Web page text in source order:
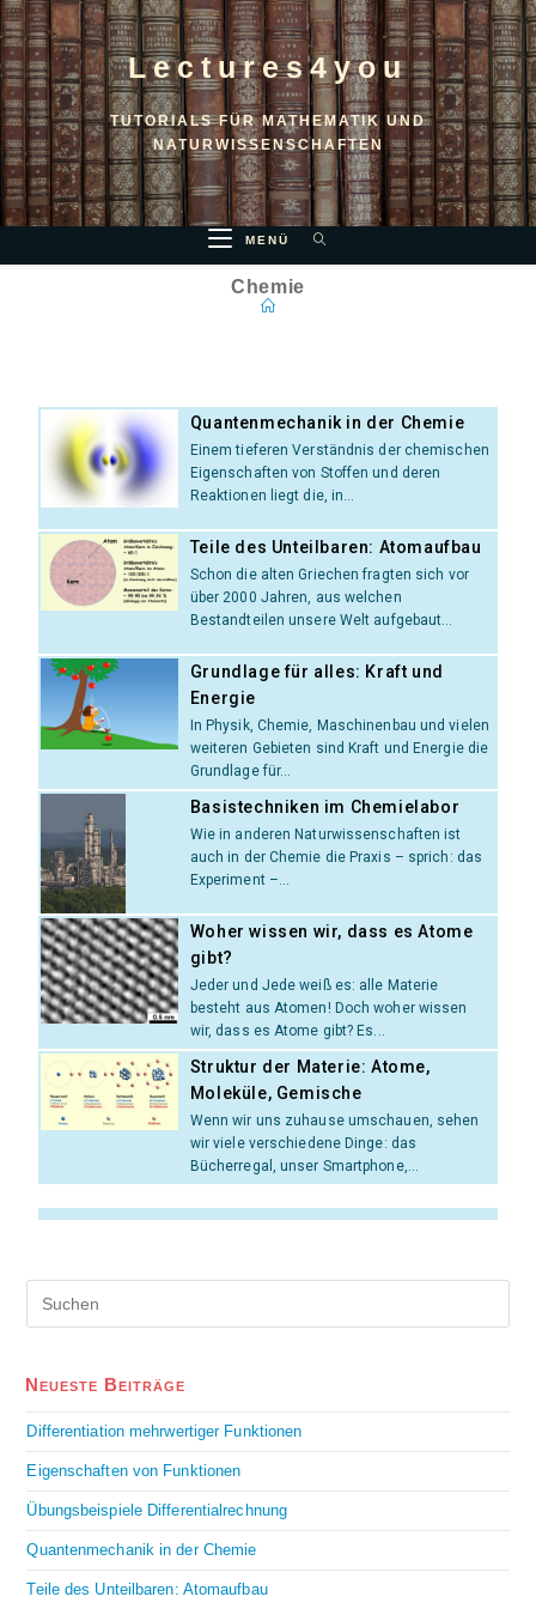
Lectures4you
TUTORIALS FÜR MATHEMATIK UND
NATURWISSENSCHAFTEN
MENÜ
Chemie
Quantenmechanik in der Chemie
Einem tieferen Verständnis der chemischen
Eigenschaften von Stoffen und deren
Reaktionen liegt die, in...
Teile des Unteilbaren: Atomaufbau
Schon die alten Griechen fragten sich vor
über 2000 Jahren, aus welchen
Bestandteilen unsere Welt aufgebaut...
Grundlage für alles: Kraft und
Energie
In Physik, Chemie, Maschinenbau und vielen
weiteren Gebieten sind Kraft und Energie die
Grundlage für...
Basistechniken im Chemielabor
Wie in anderen Naturwissenschaften ist
auch in der Chemie die Praxis – sprich: das
Experiment –...
Woher wissen wir, dass es Atome
gibt?
Jeder und Jede weiß es: alle Materie
besteht aus Atomen! Doch woher wissen
wir, dass es Atome gibt? Es...
Struktur der Materie: Atome,
Moleküle, Gemische
Wenn wir uns zuhause umschauen, sehen
wir viele verschiedene Dinge: das
Bücherregal, unser Smartphone,...
Neueste Beiträge
Differentiation mehrwertiger Funktionen
Eigenschaften von Funktionen
Übungsbeispiele Differentialrechnung
Quantenmechanik in der Chemie
Teile des Unteilbaren: Atomaufbau